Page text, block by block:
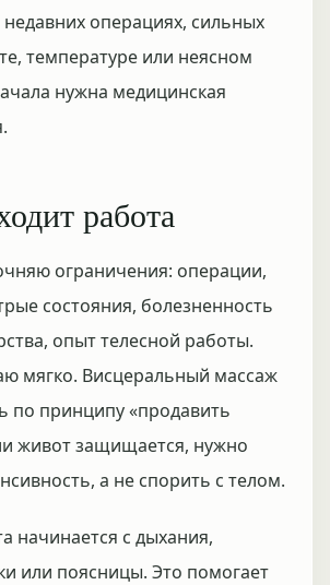
недавних операциях, сильных
температуре или неясном
нужна медицинская
работа
ограничения: операции,
состояния, болезненность
опыт телесной работы.
мягко. Висцеральный массаж
по принципу «продавить
живот защищается, нужно
а не спорить с телом.
начинается с дыхания,
или поясницы. Это помогает